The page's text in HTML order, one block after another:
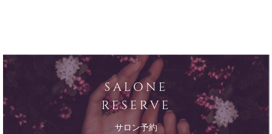
SALONE
RESERVE
サロン予約